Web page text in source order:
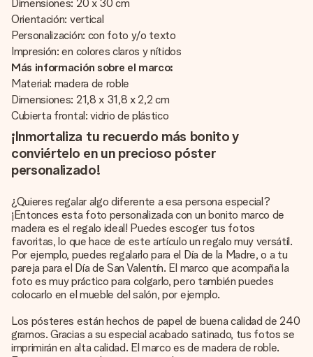
Dimensiones: 20 x 30 cm
Orientación: vertical
Personalización: con foto y/o texto
Impresión: en colores claros y nítidos
Más información sobre el marco:
Material: madera de roble
Dimensiones: 21,8 x 31,8 x 2,2 cm
Cubierta frontal: vidrio de plástico
¡Inmortaliza tu recuerdo más bonito y
conviértelo en un precioso póster
personalizado!
¿Quieres regalar algo diferente a esa persona especial?
¡Entonces esta foto personalizada con un bonito marco de
madera es el regalo ideal! Puedes escoger tus fotos
favoritas, lo que hace de este artículo un regalo muy versátil.
Por ejemplo, puedes regalarlo para el Día de la Madre, o a tu
pareja para el Día de San Valentín. El marco que acompaña la
foto es muy práctico para colgarlo, pero también puedes
colocarlo en el mueble del salón, por ejemplo.
Los pósteres están hechos de papel de buena calidad de 240
gramos. Gracias a su especial acabado satinado, tus fotos se
imprimirán en alta calidad. El marco es de madera de roble.